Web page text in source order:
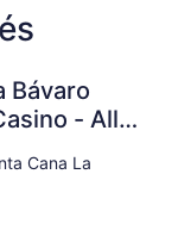
Bávaro
- All
Cana La